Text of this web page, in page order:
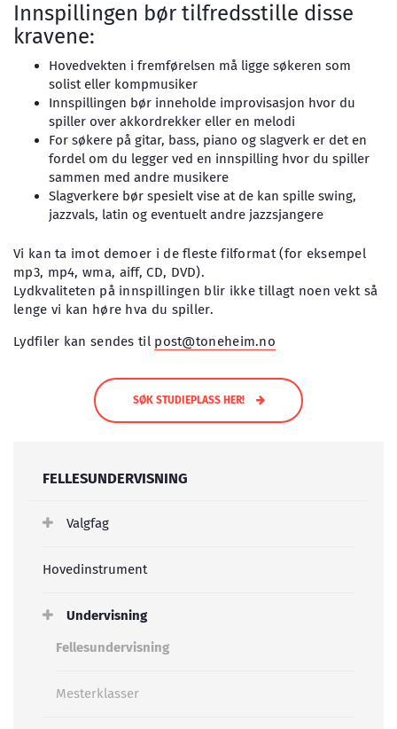
Innspillingen bør tilfredsstille disse
kravene:
Hovedvekten i fremførelsen må ligge søkeren som
solist eller kompmusiker
Innspillingen bør inneholde improvisasjon hvor du
spiller over akkordrekker eller en melodi
For søkere på gitar, bass, piano og slagverk er det en
fordel om du legger ved en innspilling hvor du spiller
sammen med andre musikere
Slagverkere bør spesielt vise at de kan spille swing,
jazzvals, latin og eventuelt andre jazzsjangere
Vi kan ta imot demoer i de fleste filformat (for eksempel
mp3, mp4, wma, aiff, CD, DVD).
Lydkvaliteten på innspillingen blir ikke tillagt noen vekt så
lenge vi kan høre hva du spiller.
Lydfiler kan sendes til post@toneheim.no
SØK STUDIEPLASS HER!
FELLESUNDERVISNING
Valgfag
Hovedinstrument
Undervisning
Fellesundervisning
Mesterklasser